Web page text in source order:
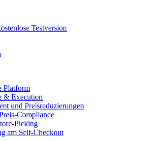
Testversion
Platform
& Execution
und Preisreduzierungen
Compliance
Picking
am Self-Checkout